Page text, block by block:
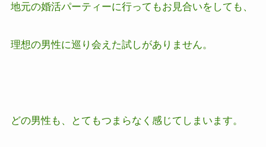
地元の婚活パーティーに行ってもお見合いをしても、
理想の男性に巡り会えた試しがありません。
どの男性も、とてもつまらなく感じてしまいます。